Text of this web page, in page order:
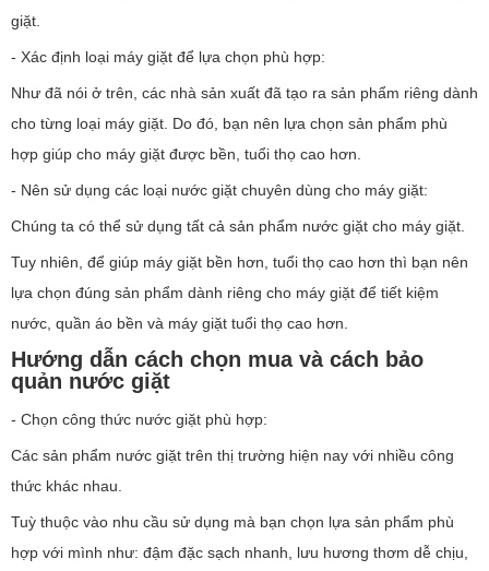
giặt.
- Xác định loại máy giặt để lựa chọn phù hợp:
Như đã nói ở trên, các nhà sản xuất đã tạo ra sản phẩm riêng dành
cho từng loại máy giặt. Do đó, bạn nên lựa chọn sản phẩm phù
hợp giúp cho máy giặt được bền, tuổi thọ cao hơn.
- Nên sử dụng các loại nước giặt chuyên dùng cho máy giặt:
Chúng ta có thể sử dụng tất cả sản phẩm nước giặt cho máy giặt.
Tuy nhiên, để giúp máy giặt bền hơn, tuổi thọ cao hơn thì bạn nên
lựa chọn đúng sản phẩm dành riêng cho máy giặt để tiết kiệm
nước, quần áo bền và máy giặt tuổi thọ cao hơn.
Hướng dẫn cách chọn mua và cách bảo
quản nước giặt
- Chọn công thức nước giặt phù hợp:
Các sản phẩm nước giặt trên thị trường hiện nay với nhiều công
thức khác nhau.
Tuỳ thuộc vào nhu cầu sử dụng mà bạn chọn lựa sản phẩm phù
hợp với mình như: đậm đặc sạch nhanh, lưu hương thơm dễ chịu,